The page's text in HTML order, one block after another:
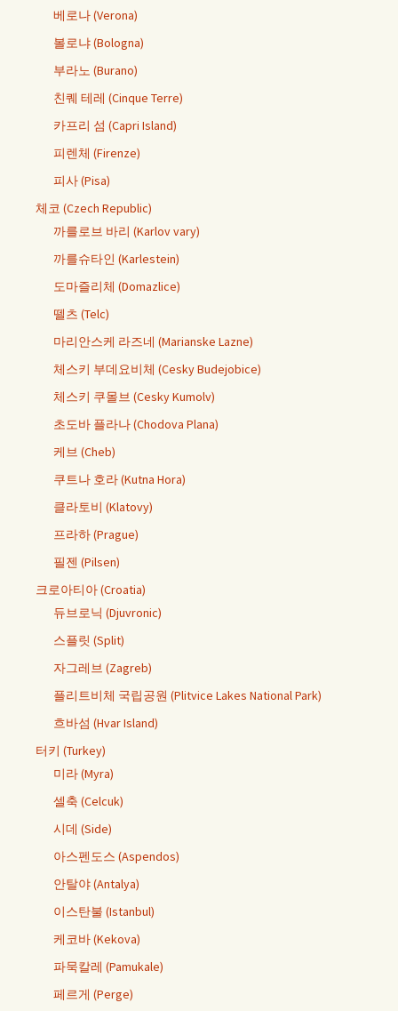
베로나 (Verona)
볼로냐 (Bologna)
부라노 (Burano)
친퀘 테레 (Cinque Terre)
카프리 섬 (Capri Island)
피렌체 (Firenze)
피사 (Pisa)
체코 (Czech Republic)
까를로브 바리 (Karlov vary)
까를슈타인 (Karlestein)
도마즐리체 (Domazlice)
뗄츠 (Telc)
마리안스케 라즈네 (Marianske Lazne)
체스키 부데요비체 (Cesky Budejobice)
체스키 쿠몰브 (Cesky Kumolv)
초도바 플라나 (Chodova Plana)
케브 (Cheb)
쿠트나 호라 (Kutna Hora)
클라토비 (Klatovy)
프라하 (Prague)
필젠 (Pilsen)
크로아티아 (Croatia)
듀브로닉 (Djuvronic)
스플릿 (Split)
자그레브 (Zagreb)
플리트비체 국립공원 (Plitvice Lakes National Park)
흐바섬 (Hvar Island)
터키 (Turkey)
미라 (Myra)
셀축 (Celcuk)
시데 (Side)
아스펜도스 (Aspendos)
안탈야 (Antalya)
이스탄불 (Istanbul)
케코바 (Kekova)
파묵칼레 (Pamukale)
페르게 (Perge)